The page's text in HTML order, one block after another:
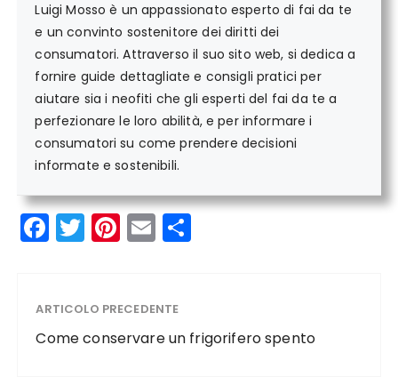
Luigi Mosso è un appassionato esperto di fai da te
e un convinto sostenitore dei diritti dei
consumatori. Attraverso il suo sito web, si dedica a
fornire guide dettagliate e consigli pratici per
aiutare sia i neofiti che gli esperti del fai da te a
perfezionare le loro abilità, e per informare i
consumatori su come prendere decisioni
informate e sostenibili.
F
a
e
b
T
w
te
r
Pi
n
re
st
E
m
l
vi
ARTICOLO PRECEDENTE
Come conservare un frigorifero spento